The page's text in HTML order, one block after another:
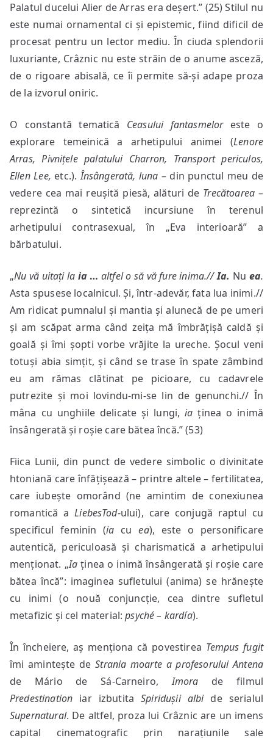
Palatul ducelui Alier de Arras era deșert.” (25) Stilul nu
este numai ornamental ci și epistemic, fiind dificil de
procesat pentru un lector mediu. În ciuda splendorii
luxuriante, Crâznic nu este străin de o anume asceză,
de o rigoare abisală, ce îi permite să-și adape proza
de la izvorul oniric.
O constantă tematică Ceasului fantasmeloreste o
explorare temeinică a arhetipului animei (Lenore
Arras, Pivnițele palatului Charron, Transport periculos,
Ellen Lee, etc.).Însângerată, luna – din punctul meu de
vedere cea mai reușită piesă, alături de Trecătoarea –
reprezintă o sintetică incursiune în terenul
arhetipului contrasexual, în „Eva interioară” a
bărbatului.
„Nu vă uitați la ia… altfel o să vă fure inima.//Ia. Nu ea.
Asta spusese localnicul. Și, într-adevăr, fata lua inimi.//
Am ridicat pumnalul și mantia și alunecă de pe umeri
și am scăpat arma când zeița mă îmbrățișă caldă și
goală și îmi șopti vorbe vrăjite la ureche. Șocul veni
totuși abia simțit, și când se trase în spate zâmbind
eu am rămas clătinat pe picioare, cu cadavrele
putrezite și moi lovindu-mi-se lin de genunchi.// În
mâna cu unghiile delicate și lungi,ia ținea o inimă
însângerată și roșie care bătea încă.” (53)
Fiica Lunii, din punct de vedere simbolic o divinitate
htoniană care înfățișează ­– printre altele – fertilitatea,
care iubește omorând (ne amintim de conexiunea
romantică aLiebesTod-ului), care conjugă raptul cu
specificul feminin (ia cuea), este o personificare
autentică, periculoasă și charismatică a arhetipului
menționat. „Ia ținea o inimă însângerată și roșie care
bătea încă”: imaginea sufletului (anima) se hrănește
cu inimi (o nouă conjuncție, cea dintre sufletul
metafizic și cel material:psyché – kardía).
În încheiere, aș menționa că povestirea Tempus fugit
îmi amintește deStrania moarte a profesorului Antena
de Mário de Sá-Carneiro,Imora de filmul
Predestination iar izbutitaSpiridușii albi de serialul
Supernatural. De altfel, proza lui Crâznic are un imens
capital cinematografic prin narațiunile sale